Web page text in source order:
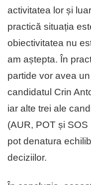
activitatea lor și
practică situația
obiectivitatea nu
am aștepta. În
partide vor avea
candidatul Crin
iar alte trei ale
(AUR, POT și
pot denatura
deciziilor.